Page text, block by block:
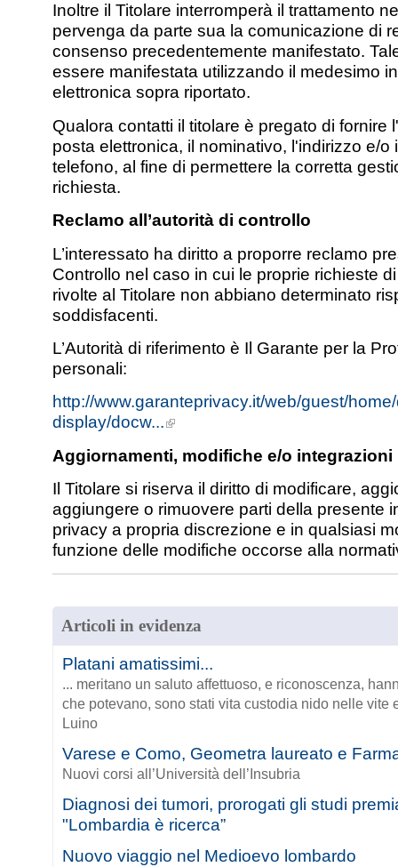
Inoltre il Titolare interromperà il trattamento
pervenga da parte sua la comunicazione di
consenso precedentemente manifestato.
essere manifestata utilizzando il medesimo
elettronica sopra riportato.
Qualora contatti il titolare è pregato di fornire
posta elettronica, il nominativo, l'indirizzo e/o
telefono, al fine di permettere la corretta
richiesta.
Reclamo all’autorità di controllo
L’interessato ha diritto a proporre reclamo
Controllo nel caso in cui le proprie richieste
rivolte al Titolare non abbiano determinato
soddisfacenti.
L’Autorità di riferimento è Il Garante per la
personali:
http://www.garanteprivacy.it/web/guest/
display/docw...
Aggiornamenti, modifiche e/o integrazioni
Il Titolare si riserva il diritto di modificare,
aggiungere o rimuovere parti della presente
privacy a propria discrezione e in qualsiasi
funzione delle modifiche occorse alla
Articoli in evidenza
Platani amatissimi...
... meritano un saluto affettuoso, e riconoscenza,
che potevano, sono stati vita custodia nido nelle vite
Luino
Varese e Como, Geometra laureato e
Nuovi corsi all’Università dell’Insubria
Diagnosi dei tumori, prorogati gli studi
"Lombardia è ricerca”
Nuovo viaggio nel Medioevo lombardo